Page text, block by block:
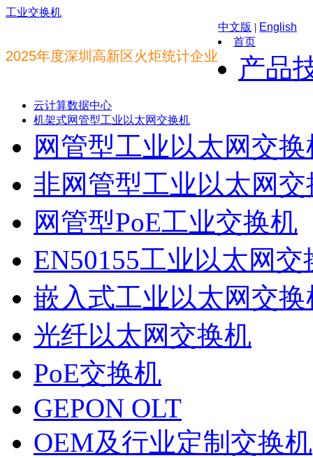
工业交换机
2025年度深圳高新区火炬统计企业
中文版 | English
首页
产品
云计算数据中心
机架式网管型工业以太网交换机
网管型工业以太网交换
非网管型工业以太网交
网管型PoE工业交换机
EN50155工业以太网交
嵌入式工业以太网交换
光纤以太网交换机
PoE交换机
GEPON OLT
OEM及行业定制交换机